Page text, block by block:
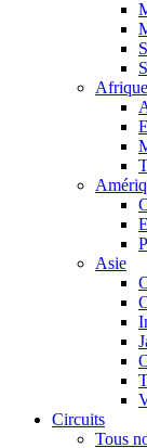
Afrique
Asie
Circuits
Tous